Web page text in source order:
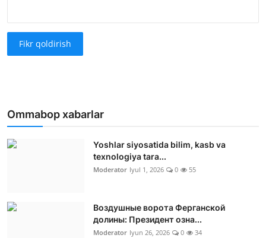
Fikr qoldirish
Ommabop xabarlar
Yoshlar siyosatida bilim, kasb va
texnologiya tara...
Moderator Iyul 1, 2026 0 55
Воздушные ворота Ферганской
долины: Президент озна...
Moderator Iyun 26, 2026 0 34